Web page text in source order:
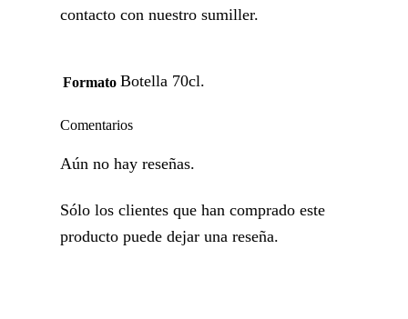
contacto con nuestro sumiller.
Formato Botella 70cl.
Comentarios
Aún no hay reseñas.
Sólo los clientes que han comprado este
producto puede dejar una reseña.